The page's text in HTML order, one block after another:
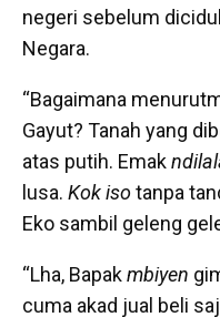
negeri sebelum
Negara.
“Bagaimana
Gayut? Tanah yang
atas putih. Emak
lusa. Kok isotanpa
Eko sambil geleng
“Lha, Bapakmbiyen
cuma akad jual beli